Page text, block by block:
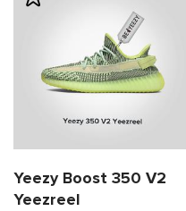
Yeezy Boost 350 V2
Yeezreel